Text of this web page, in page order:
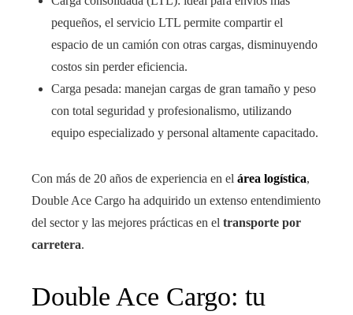
pequeños, el servicio LTL permite compartir el
espacio de un camión con otras cargas, disminuyendo
costos sin perder eficiencia.
Carga pesada: manejan cargas de gran tamaño y peso
con total seguridad y profesionalismo, utilizando
equipo especializado y personal altamente capacitado.
Con más de 20 años de experiencia en el área logística,
Double Ace Cargo ha adquirido un extenso entendimiento
del sector y las mejores prácticas en el transporte por
carretera.
Double Ace Cargo: tu